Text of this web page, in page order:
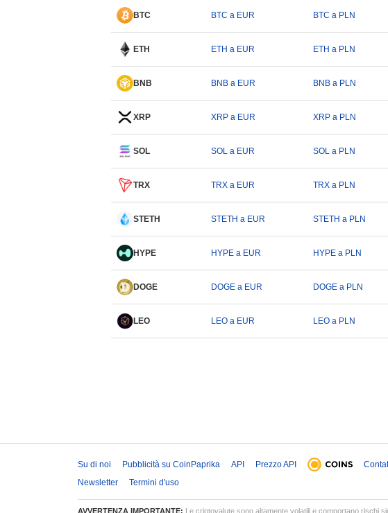
BTC BTC a EUR BTC a PLN
ETH ETH a EUR ETH a PLN
BNB BNB a EUR BNB a PLN
XRP XRP a EUR XRP a PLN
SOL SOL a EUR SOL a PLN
TRX TRX a EUR TRX a PLN
STETH STETH a EUR STETH a PLN
HYPE HYPE a EUR HYPE a PLN
DOGE DOGE a EUR DOGE a PLN
LEO LEO a EUR LEO a PLN
Su di noi Pubblicità su CoinPaprika API Prezzo API
Newsletter
Termini d'uso
AVVERTENZA IMPORTANTE: Le criptovalute sono altamente volatili e comportano rischi